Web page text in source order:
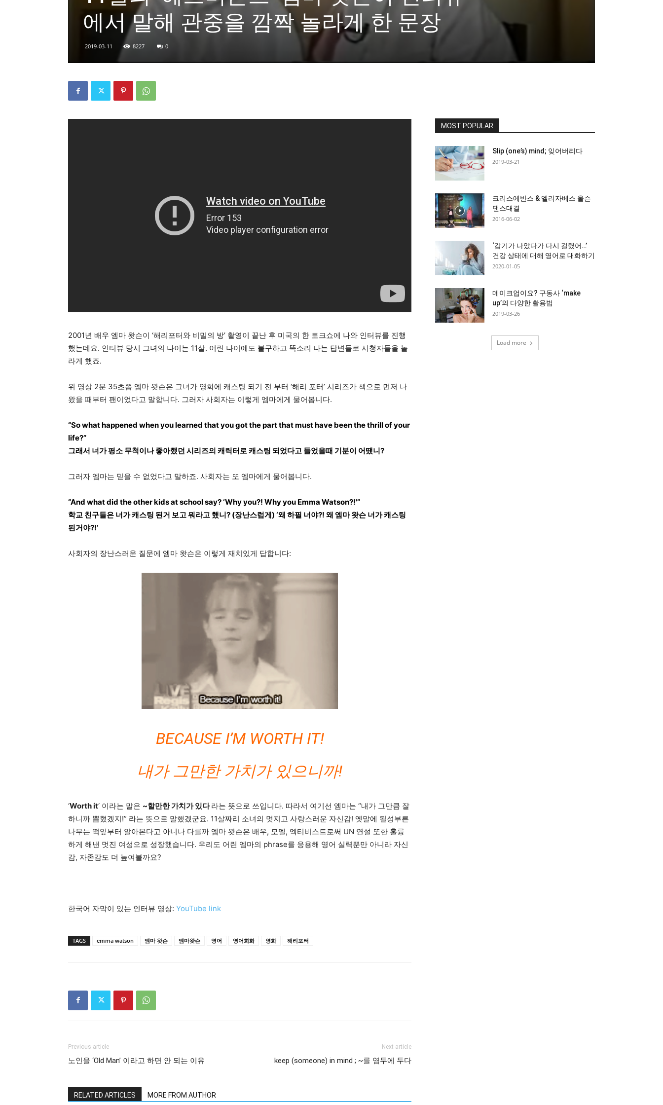
에서 말해 관중을 깜짝 놀라게 한 문장
2019-03-11 8227 0
2001년 배우 엠마 왓슨이 ‘해리포터와 비밀의 방’ 촬영이 끝난 후 미국의 한 토크쇼에 나와 인터뷰를 진행
했는데요. 인터뷰 당시 그녀의 나이는 11살. 어린 나이에도 불구하고 똑소리 나는 답변들로 시청자들을 놀
라게 했죠.
위 영상 2분 35초쯤 엠마 왓슨은 그녀가 영화에 캐스팅 되기 전 부터 ‘해리 포터’ 시리즈가 책으로 먼저 나
왔을 때부터 팬이었다고 말합니다. 그러자 사회자는 이렇게 엠마에게 물어봅니다.
“So what happened when you learned that you got the part that must have been the thrill of your
life?”
그래서 너가 평소 무척이나 좋아했던 시리즈의 캐릭터로 캐스팅 되었다고 들었을때 기분이 어땠니?
그러자 엠마는 믿을 수 없었다고 말하죠. 사회자는 또 엠마에게 물어봅니다.
“And what did the other kids at school say? ‘Why you?! Why you Emma Watson?!'”
학교 친구들은 너가 캐스팅 된거 보고 뭐라고 했니? (장난스럽게) ‘왜 하필 너야?! 왜 엠마 왓슨 너가 캐스팅
된거야?!’
사회자의 장난스러운 질문에 엠마 왓슨은 이렇게 재치있게 답합니다:
BECAUSE I’M WORTH IT!
내가 그만한 가치가 있으니까!
‘Worth it‘ 이라는 말은 ~할만한 가치가 있다라는 뜻으로 쓰입니다. 따라서 여기선 엠마는 “내가 그만큼 잘
하니까 뽑혔겠지!” 라는 뜻으로 말했겠군요. 11살짜리 소녀의 멋지고 사랑스러운 자신감! 옛말에 될성부른
나무는 떡잎부터 알아본다고 아니나 다를까 엠마 왓슨은 배우, 모델, 엑티비스트로써 UN 연설 또한 훌륭
하게 해낸 멋진 여성으로 성장했습니다. 우리도 어린 엠마의 phrase를 응용해 영어 실력뿐만 아니라 자신
감, 자존감도 더 높여볼까요?
한국어 자막이 있는 인터뷰 영상: YouTube link
TAGS emma watson 엠마 왓슨 엠마왓슨 영어 영어회화 영화 해리포터
Previous article
노인을 ‘Old Man’ 이라고 하면 안 되는 이유
Next article
keep (someone) in mind ; ~를 염두에 두다
RELATED ARTICLES MORE FROM AUTHOR
MOST POPULAR
Slip (one’s) mind; 잊어버리다
2019-03-21
크리스에반스 & 엘리자베스 올슨
댄스대결
2016-06-02
‘감기가 나았다가 다시 걸렸어…’
건강 상태에 대해 영어로 대화하기
2020-01-05
메이크업이요? 구동사 ‘make
up’의 다양한 활용법
2019-03-26
Load more